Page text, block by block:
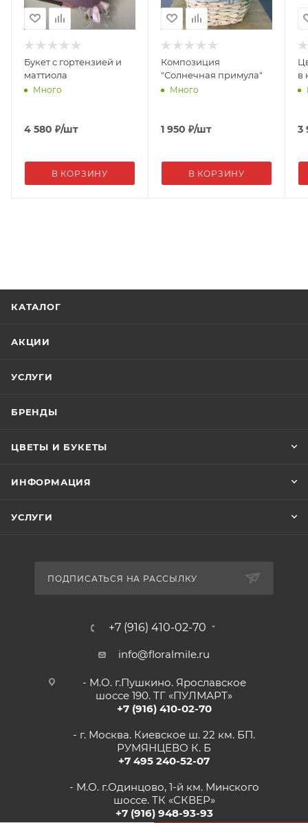
Букет с гортензией и
маттиола
Много
4 580 ₽/шт
В КОРЗИНУ
Композиция
"Солнечная примула"
Много
1 950 ₽/шт
В КОРЗИНУ
в
3
КАТАЛОГ
АКЦИИ
УСЛУГИ
БРЕНДЫ
ЦВЕТЫ И БУКЕТЫ
ИНФОРМАЦИЯ
УСЛУГИ
ПОДПИСАТЬСЯ НА РАССЫЛКУ
+7 (916) 410-02-70
info@floralmile.ru
- М.О. г.Пушкино. Ярославское
шоссе 190. ТГ «ПУЛМАРТ»
+7 (916) 410-02-70
- г. Москва. Киевское ш. 22 км. БП.
РУМЯНЦЕВО К. Б
+7 495 240-52-07
- М.О. г.Одинцово, 1-й км. Минского
шоссе. ТК «СКВЕР»
+7 (916) 948-93-93